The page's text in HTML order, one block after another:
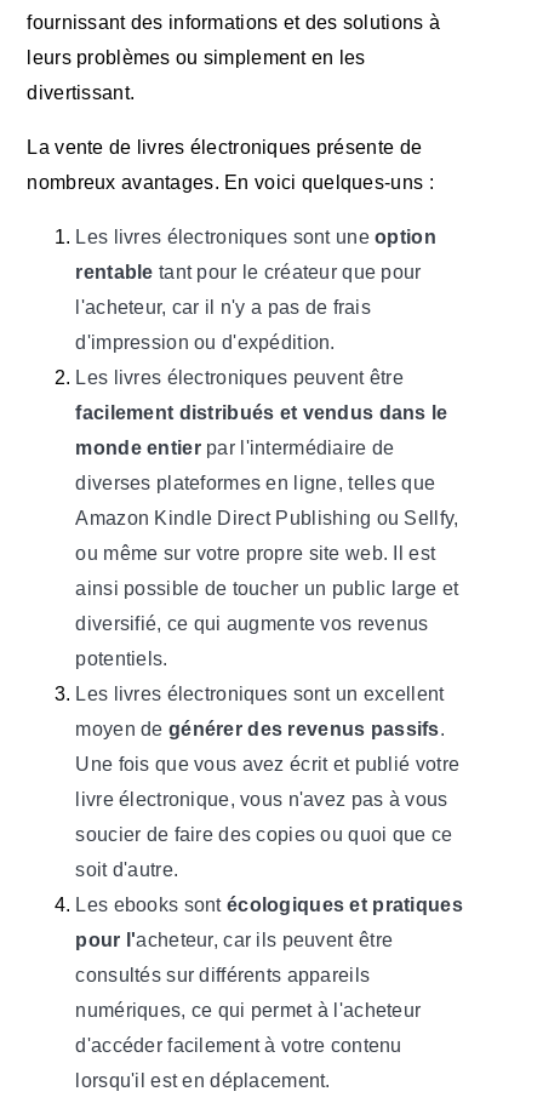
fournissant des informations et des solutions à
leurs problèmes ou simplement en les
divertissant.
La vente de livres électroniques présente de
nombreux avantages. En voici quelques-uns :
Les livres électroniques sont uneoption
rentable tant pour le créateur que pour
l'acheteur, car il n'y a pas de frais
d'impression ou d'expédition.
Les livres électroniques peuvent être
facilement distribués et vendus dans le
monde entierpar l'intermédiaire de
diverses plateformes en ligne, telles que
Amazon Kindle Direct Publishing ou Sellfy,
ou même sur votre propre site web. Il est
ainsi possible de toucher un public large et
diversifié, ce qui augmente vos revenus
potentiels.
Les livres électroniques sont un excellent
moyen de générer des revenus passifs.
Une fois que vous avez écrit et publié votre
livre électronique, vous n'avez pas à vous
soucier de faire des copies ou quoi que ce
soit d'autre.
Les ebooks sontécologiques et pratiques
pour l'acheteur, car ils peuvent être
consultés sur différents appareils
numériques, ce qui permet à l'acheteur
d'accéder facilement à votre contenu
lorsqu'il est en déplacement.